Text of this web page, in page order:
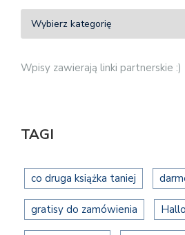
Wpisy zawierają linki partnerskie :)
TAGI
co druga książka taniej
gratisy do zamówienia